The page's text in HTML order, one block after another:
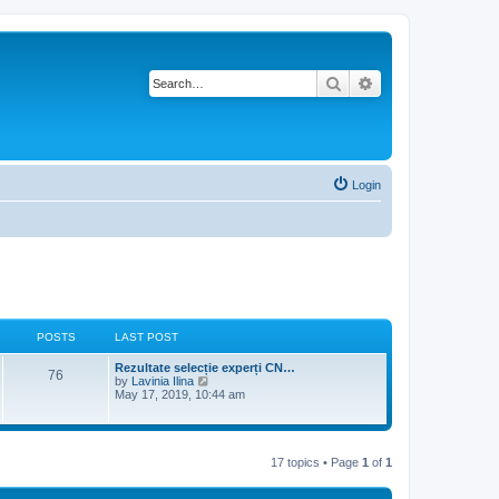
Search
Login
POSTS LAST POST
76
s
s
L
a
s
o
Rezultate selecție experți CN…
by Lavinia Ilina
i
t
a
May 17, 2019, 10:44 am
17 topics • Page 1 of 1